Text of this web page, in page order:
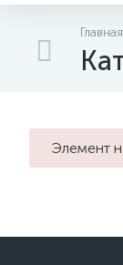
Главная
Элемент